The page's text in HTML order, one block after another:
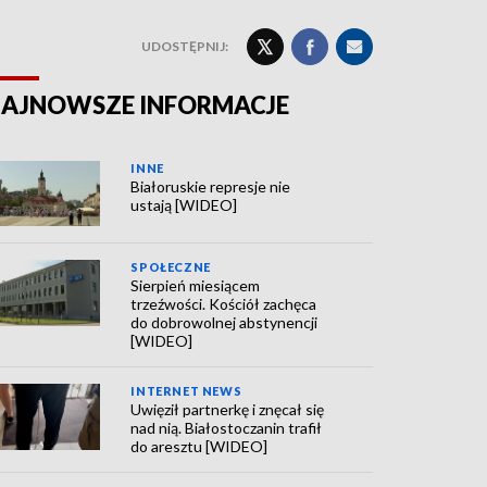
UDOSTĘPNIJ:
INFORMACJE
INNE
Białoruskie represje nie
ustają [WIDEO]
SPOŁECZNE
Sierpień miesiącem
trzeźwości. Kościół zachęca
do dobrowolnej abstynencji
[WIDEO]
INTERNET NEWS
Uwięził partnerkę i znęcał się
nad nią. Białostoczanin trafił
do aresztu [WIDEO]